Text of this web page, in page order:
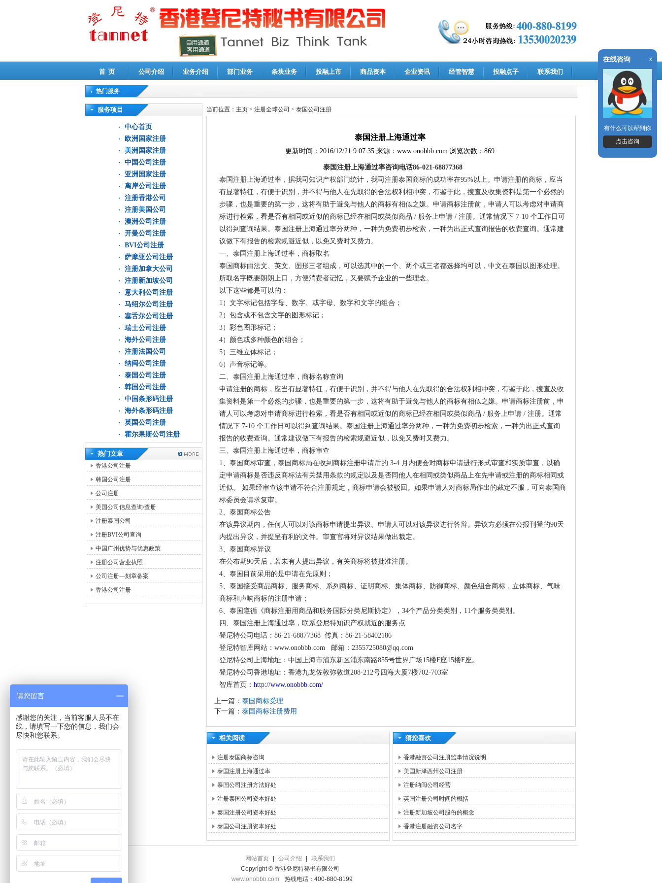
首 页 公司介绍 业务介绍 部门业务 条块业务 投融上市 商品资本 企业资讯 经管智慧 投融点子 联系我们
热门服务
高新技术企业认定审计|企业所得税汇算清缴申报鉴证
服务项目
中心首页
欧洲国家注册
美洲国家注册
中国公司注册
亚洲国家注册
离岸公司注册
注册香港公司
注册美国公司
澳洲公司注册
开曼公司注册
BVI公司注册
萨摩亚公司注册
注册加拿大公司
注册新加坡公司
意大利公司注册
马绍尔公司注册
塞舌尔公司注册
瑞士公司注册
海外公司注册
注册法国公司
纳闽公司注册
泰国公司注册
韩国公司注册
中国条形码注册
海外条形码注册
英国公司注册
霍尔果斯公司注册
热门文章
香港公司注册
韩国公司注册
公司注册
美国公司信息查询/查册
注册泰国公司
注册BVI公司查询
中国广州优势与优惠政策
注册公司营业执照
公司注册—刻章备案
香港公司注册
当前位置： 主页 > 注册全球公司 > 泰国公司注册
泰国注册上海通过率
更新时间： 2016/12/21 9:07:35 来源： www.onobbb.com 浏览次数：869
泰国注册上海通过率咨询电话86-021-68877368
泰国注册上海通过率，据我司知识产权部门统计，我司注册泰国商标的成功率在95%以上。申请注册的商标，应当
有显著特征，有便于识别，并不得与他人在先取得的合法权利相冲突，有鉴于此，搜查及收集资料是第一个必然的
步骤，也是重要的第一步，这将有助于避免与他人的商标有相似之嫌。申请商标注册前，申请人可以考虑对申请商
标进行检索，看是否有相同或近似的商标已经在相同或类似商品 / 服务上申请 / 注册。通常情况下 7-10 个工作日可
以得到查询结果。泰国注册上海通过率分两种，一种为免费初步检索，一种为出正式查询报告的收费查询。通常建
议做下有报告的检索规避近似，以免又费时又费力。
一、泰国注册上海通过率，商标取名
泰国商标由法文、英文、图形三者组成，可以选其中的一个、两个或三者都选择均可以，中文在泰国以图形处理。
所取名字既要朗朗上口，方便消费者记忆，又要赋予企业的一些理念。
以下这些都是可以的：
1）文字标记包括字母、数字、或字母、数字和文字的组合；
2）包含或不包含文字的图形标记；
3）彩色图形标记；
4）颜色或多种颜色的组合；
5）三维立体标记；
6）声音标记等。
二、泰国注册上海通过率，商标名称查询
申请注册的商标，应当有显著特征，有便于识别，并不得与他人在先取得的合法权利相冲突，有鉴于此，搜查及收
集资料是第一个必然的步骤，也是重要的第一步，这将有助于避免与他人的商标有相似之嫌。申请商标注册前，申
请人可以考虑对申请商标进行检索，看是否有相同或近似的商标已经在相同或类似商品 / 服务上申请 / 注册。通常
情况下 7-10 个工作日可以得到查询结果。泰国注册上海通过率分两种，一种为免费初步检索，一种为出正式查询
报告的收费查询。通常建议做下有报告的检索规避近似，以免又费时又费力。
三、泰国注册上海通过率，商标审查
1、泰国商标审查，泰国商标局在收到商标注册申请后的 3-4 月内便会对商标申请进行形式审查和实质审查，以确
定申请商标是否违反商标法有关禁用条款的规定以及是否同他人在相同或类似商品上在先申请或注册的商标相同或
近似。 如果经审查该申请不符合注册规定，商标申请会被驳回。如果申请人对商标局作出的裁定不服，可向泰国商
标委员会请求复审。
2、泰国商标公告
在该异议期内，任何人可以对该商标申请提出异议。申请人可以对该异议进行答辩。异议方必须在公报刊登的90天
内提出异议，并提呈有利的文件。审查官将对异议结果做出裁定。
3、泰国商标异议
在公布期90天后，若未有人提出异议，有关商标将被批准注册。
4、泰国目前采用的是申请在先原则；
5、泰国接受商品商标、服务商标、系列商标、证明商标、集体商标、防御商标、颜色组合商标，立体商标、气味
商标和声响商标的注册申请；
6、泰国遵循《商标注册用商品和服务国际分类尼斯协定》，34个产品分类类别，11个服务类类别。
四、泰国注册上海通过率，联系登尼特知识产权就近的服务点
登尼特公司电话：86-21-68877368 传真：86-21-58402186
登尼特智库网站：www.onobbb.com 邮箱：2355725080@qq.com
登尼特公司上海地址：中国上海市浦东新区浦东南路855号世界广场15楼F座15楼F座。
登尼特公司香港地址：香港九龙佐敦弥敦道208-212号四海大厦7楼702-703室
智库首页： http://www.onobbb.com/
上一篇： 泰国商标受理
下一篇： 泰国商标注册费用
相关阅读
注册泰国商标咨询
泰国注册上海通过率
泰国公司注册方法好处
注册泰国公司资本好处
泰国注册公司资本好处
泰国公司注册资本好处
猜您喜欢
香港融资公司注册监事情况说明
美国新泽西州公司注册
注册纳闽公司经营
英国注册公司时间的概括
注册新加坡公司股份的概念
香港注册融资公司名字
网站首页 公司介绍
联系我们
Copyright © 香港登尼特秘书有限公司
www.onobbb.com
热线电话：400-880-8199
在线咨询 x
有什么可以帮到你
点击咨询
请您留言
感谢您的关注，当前客服人员不在
线，请填写一下您的信息，我们会
尽快和您联系。